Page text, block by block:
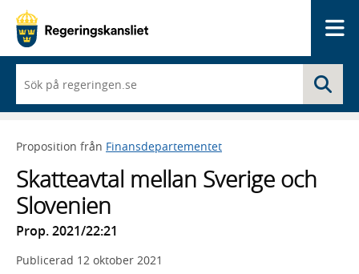
du
börjar
skriva
framträder
lista
med
sökförslag
Proposition från Finansdepartementet
Skatteavtal mellan Sverige och
Slovenien
Prop. 2021/22:21
Publicerad 12 oktober 2021